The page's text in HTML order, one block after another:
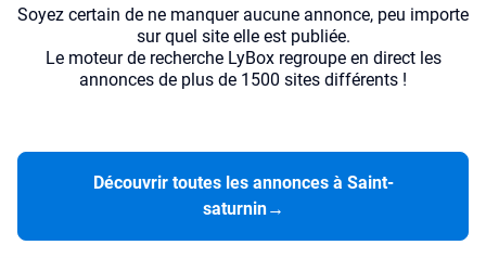
Soyez certain de ne manquer aucune annonce, peu importe
sur quel site elle est publiée.
Le moteur de recherche LyBox regroupe en direct les
annonces de plus de 1500 sites différents !
Découvrir toutes les annonces à Saint-
saturnin→